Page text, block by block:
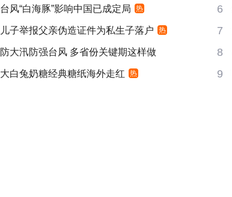
台风“白海豚”影响中国已成定局 热 6
儿子举报父亲伪造证件为私生子落户 热 7
防大汛防强台风 多省份关键期这样做 8
大白兔奶糖经典糖纸海外走红 热 9